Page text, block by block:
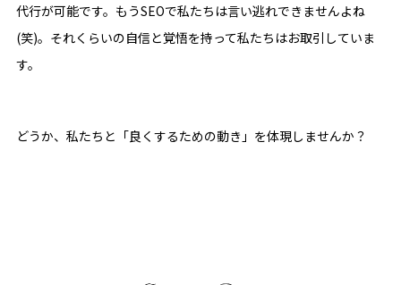
代行が可能です。もうSEOで私たちは言い逃れできませんよね
(笑)。それくらいの自信と覚悟を持って私たちはお取引していま
す。
どうか、私たちと「良くするための動き」を体現しませんか？